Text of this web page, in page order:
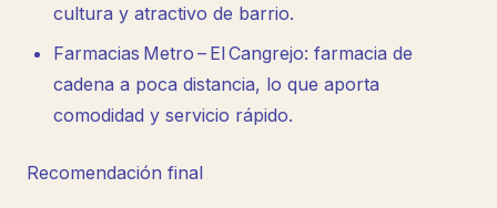
cultura y atractivo de barrio.
Farmacias Metro – El Cangrejo: farmacia de
cadena a poca distancia, lo que aporta
comodidad y servicio rápido.
Recomendación final